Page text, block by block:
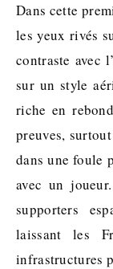
Dans cette
les yeux rivés
contraste avec
sur un style
riche en
preuves,
dans une foule
avec un
supporters
laissant les
infrastructures